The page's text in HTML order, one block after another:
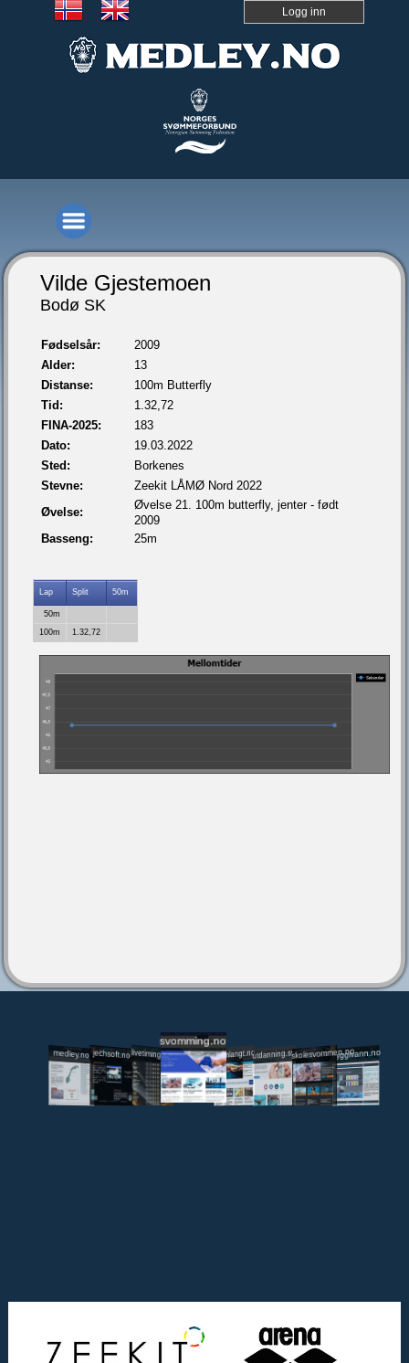
Logg inn
Vilde Gjestemoen
Bodø SK
Fødselsår:
2009
Alder:
13
Distanse:
100m Butterfly
Tid:
1.32,72
FINA-2025:
183
Dato:
19.03.2022
Sted:
Borkenes
Stevne:
Zeekit LÅMØ Nord 2022
Øvelse:
Øvelse 21. 100m butterfly, jenter - født
2009
Basseng:
25m
Lap Split 50m
50m
100m
1.32,72
medley.no jechsoft.nolivetiming.medley.no
svomming.no
svomlangt.noutdanning.svomming.no
skolesvommen.notryggivann.no